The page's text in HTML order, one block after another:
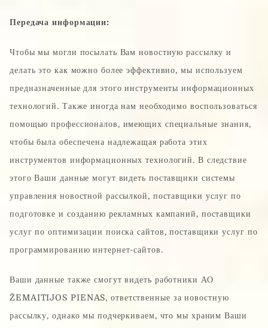
Передача информации:
Чтобы мы могли посылать Вам новостную рассылку и
делать это как можно более эффективно, мы используем
предназначенные для этого инструменты информационных
технологий. Также иногда нам необходимо воспользоваться
помощью профессионалов, имеющих специальные знания,
чтобы была обеспечена надлежащая работа этих
инструментов информационных технологий. В следствие
этого Ваши данные могут видеть поставщики системы
управления новостной рассылкой, поставщики услуг по
подготовке и созданию рекламных кампаний, поставщики
услуг по оптимизации поиска сайтов, поставщики услуг по
программированию интернет-сайтов.
Ваши данные также смогут видеть работники АО
ŽEMAITIJOS PIENAS, ответственные за новостную
рассылку, однако мы подчеркиваем, что мы храним Ваши